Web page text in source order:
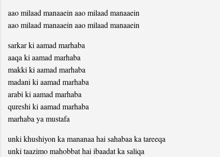
aao milaad manaaein aao milaad manaaein
aao milaad manaaein aao milaad manaaein
sarkar ki aamad marhaba
aaqa ki aamad marhaba
makki ki aamad marhaba
madani ki aamad marhaba
arabi ki aamad marhaba
qureshi ki aamad marhaba
marhaba ya mustafa
unki khushiyon ka mananaa hai sahabaa ka tareeqa
unki taazimo mahobbat hai ibaadat ka saliqa